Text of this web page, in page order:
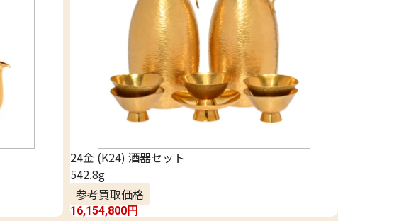
24金 (K24) 酒器セット
542.8g
参考買取価格
16,154,800円